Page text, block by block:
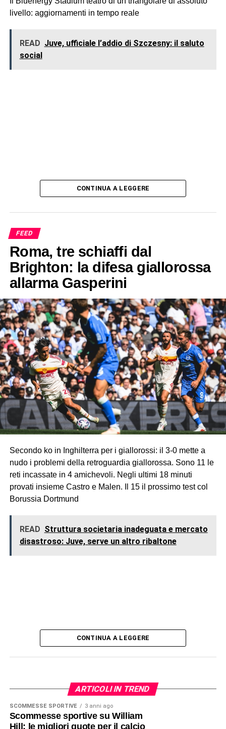
livello: aggiornamenti in tempo reale
READ Juve, ufficiale l’addio di Szczesny: il saluto
social
CONTINUA A LEGGERE
FEED
Roma, tre schiaffi dal
Brighton: la difesa giallorossa
allarma Gasperini
Secondo ko in Inghilterra per i giallorossi: il 3-0 mette a
nudo i problemi della retroguardia giallorossa. Sono 11 le
reti incassate in 4 amichevoli. Negli ultimi 18 minuti
provati insieme Castro e Malen. Il 15 il prossimo test col
Borussia Dortmund
READ Struttura societaria inadeguata e mercato
disastroso: Juve, serve un altro ribaltone
CONTINUA A LEGGERE
ARTICOLI IN TREND
SCOMMESSE SPORTIVE 3 anni ago
Scommesse sportive su William
Hill: le migliori quote per il calcio